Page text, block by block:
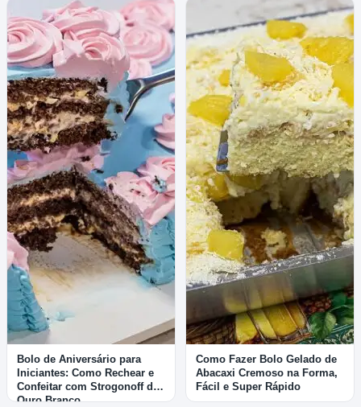
Bolo de Aniversário para
Iniciantes: Como Rechear e
Confeitar com Strogonoff de
Ouro Branco
Como Fazer Bolo Gelado de
Abacaxi Cremoso na Forma,
Fácil e Super Rápido